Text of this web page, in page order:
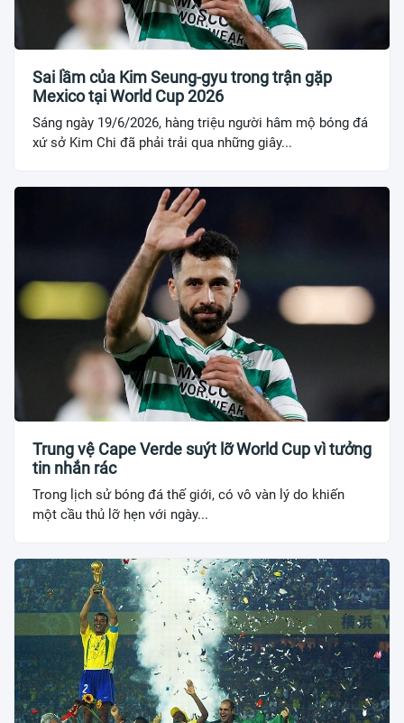
Sai lầm của Kim Seung-gyu trong trận gặp
Mexico tại World Cup 2026
Sáng ngày 19/6/2026, hàng triệu người hâm mộ bóng đá
xứ sở Kim Chi đã phải trải qua những giây...
Trung vệ Cape Verde suýt lỡ World Cup vì tưởng
tin nhắn rác
Trong lịch sử bóng đá thế giới, có vô vàn lý do khiến
một cầu thủ lỡ hẹn với ngày...